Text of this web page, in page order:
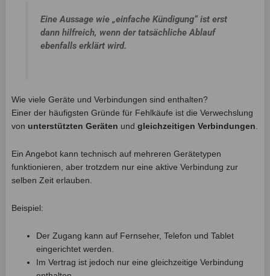
Eine Aussage wie „einfache Kündigung“ ist erst
dann hilfreich, wenn der tatsächliche Ablauf
ebenfalls erklärt wird.
Wie viele Geräte und Verbindungen sind enthalten?
Einer der häufigsten Gründe für Fehlkäufe ist die Verwechslung
von unterstützten Geräten und gleichzeitigen Verbindungen.
Ein Angebot kann technisch auf mehreren Gerätetypen
funktionieren, aber trotzdem nur eine aktive Verbindung zur
selben Zeit erlauben.
Beispiel:
Der Zugang kann auf Fernseher, Telefon und Tablet
eingerichtet werden.
Im Vertrag ist jedoch nur eine gleichzeitige Verbindung